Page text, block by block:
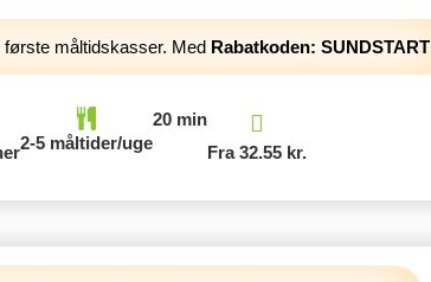
første måltidskasser. Med Rabatkoden: SUNDSTART
2-5 måltider/uge
20 min
Fra 32.55 kr.